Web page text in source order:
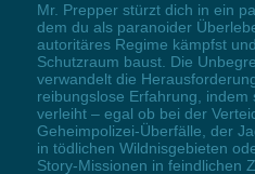
Mr. Prepper stürzt dich in ein
dem du als paranoider
autoritäres Regime kämpfst
Schutzraum baust. Die
verwandelt die
reibungslose Erfahrung,
verleiht – egal ob bei der
Geheimpolizei-Überfälle, der
in tödlichen Wildnisgebieten
Story-Missionen in feindlichen